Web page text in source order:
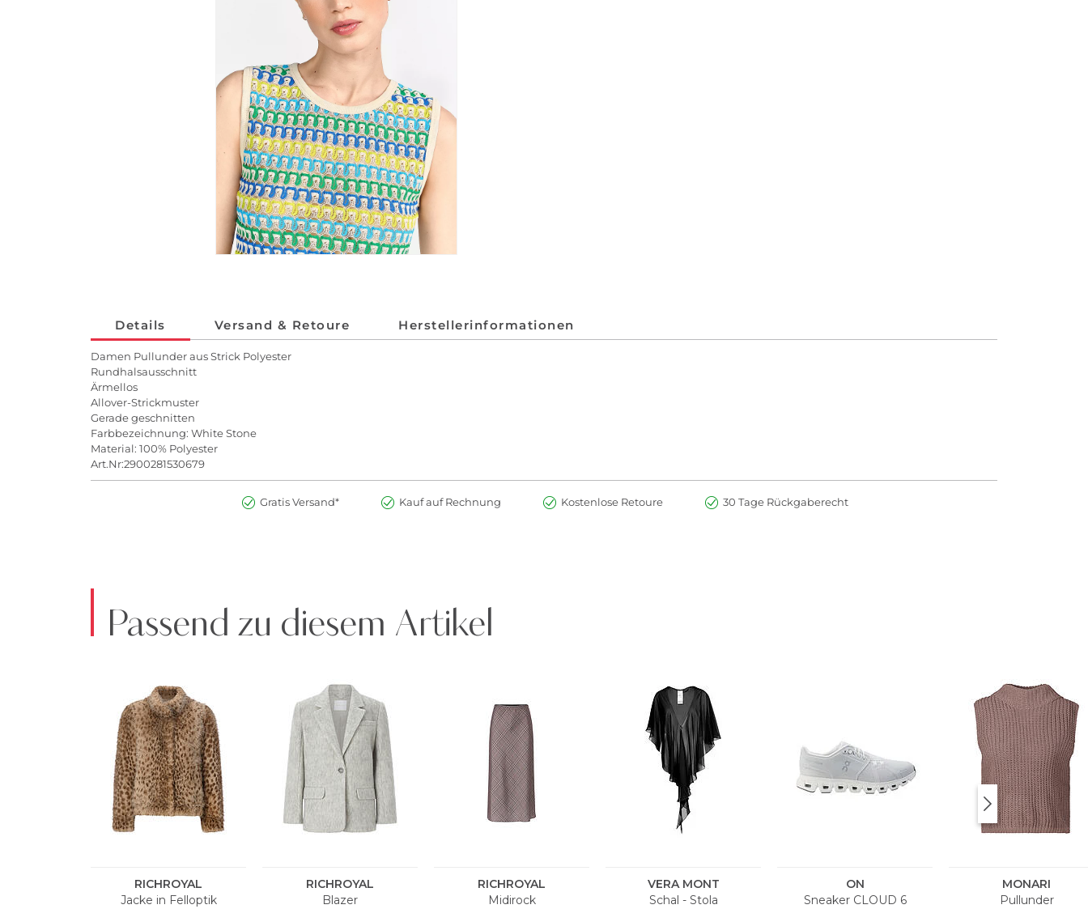
Details Versand & Retoure Herstellerinformationen
Damen Pullunder aus Strick Polyester
Rundhalsausschnitt
Ärmellos
Allover-Strickmuster
Gerade geschnitten
Farbbezeichnung: White Stone
Material: 100% Polyester
Art.Nr:2900281530679
Gratis Versand* Kauf auf Rechnung Kostenlose Retoure 30 Tage Rückgaberecht
Passend zu diesem Artikel